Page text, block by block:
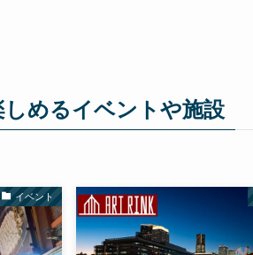
しめるイベントや施設
イベント